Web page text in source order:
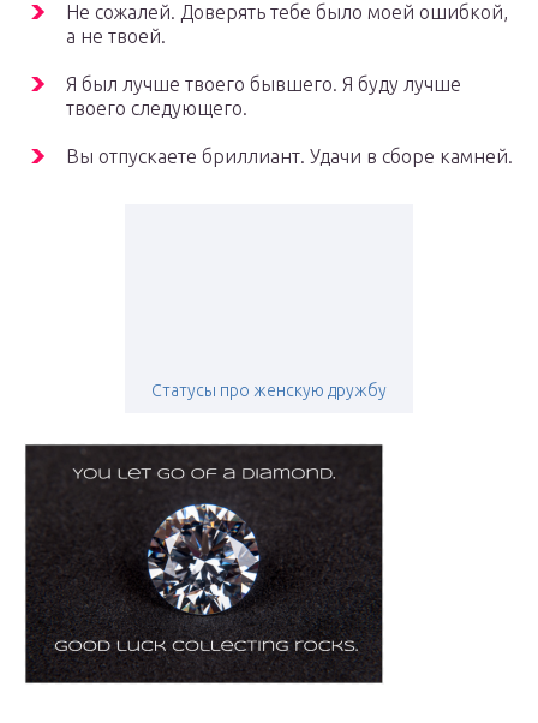
Не сожалей. Доверять тебе было моей ошибкой,
а не твоей.
Я был лучше твоего бывшего. Я буду лучше
твоего следующего.
Вы отпускаете бриллиант. Удачи в сборе камней.
Статусы про женскую дружбу